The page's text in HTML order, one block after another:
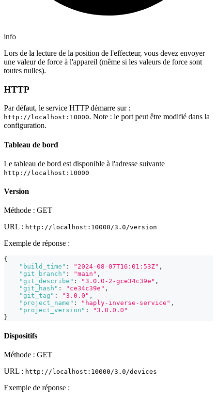
info
Lors de la lecture de la position de l'effecteur, vous devez envoyer
une valeur de force à l'appareil (même si les valeurs de force sont
toutes nulles).
HTTP
Par défaut, le service HTTP démarre sur :
http://localhost:10000. Note : le port peut être modifié dans la
configuration.
Tableau de bord
Le tableau de bord est disponible à l'adresse suivante
http://localhost:10000
Version
Méthode : GET
URL : http://localhost:10000/3.0/version
Exemple de réponse :
{
"build_time" : "2024-08-07T16:01:53Z" ,
"git_branch" : "main" ,
"git_describe" : "3.0.0-2-gce34c39e" ,
"git_hash" : "ce34c39e" ,
"git_tag" : "3.0.0" ,
"project_name" : "haply-inverse-service" ,
"project_version" :
"3.0.0.0"
}
Dispositifs
Méthode : GET
URL : http://localhost:10000/3.0/devices
Exemple de réponse :